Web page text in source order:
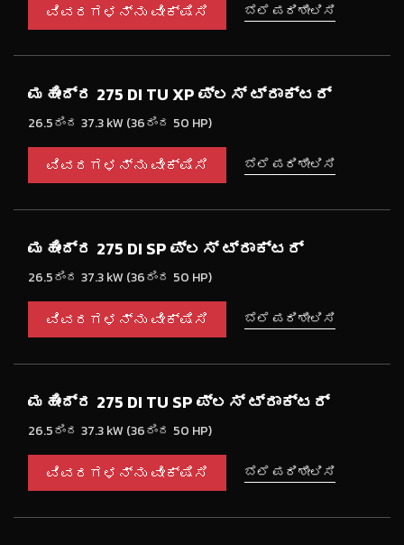
ವಿವರಗಳನ್ನು ವೀಕ್ಷಿಸಿ ಬೆಲೆ ಪರಿಶೀಲಿಸಿ
ಮಹೀಂದ್ರ 275 DI TU XP ಪ್ಲಸ್ ಟ್ರಾಕ್ಟರ್
26.5ರಿಂದ 37.3 kW (36ರಿಂದ 50 HP)
ವಿವರಗಳನ್ನು ವೀಕ್ಷಿಸಿ ಬೆಲೆ ಪರಿಶೀಲಿಸಿ
ಮಹೀಂದ್ರ 275 DI SP ಪ್ಲಸ್ ಟ್ರಾಕ್ಟರ್
26.5ರಿಂದ 37.3 kW (36ರಿಂದ 50 HP)
ವಿವರಗಳನ್ನು ವೀಕ್ಷಿಸಿ ಬೆಲೆ ಪರಿಶೀಲಿಸಿ
ಮಹೀಂದ್ರ 275 DI TU SP ಪ್ಲಸ್ ಟ್ರಾಕ್ಟರ್
26.5ರಿಂದ 37.3 kW (36ರಿಂದ 50 HP)
ವಿವರಗಳನ್ನು ವೀಕ್ಷಿಸಿ ಬೆಲೆ ಪರಿಶೀಲಿಸಿ